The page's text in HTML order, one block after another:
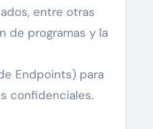
entre otras
de programas y la
Endpoints) para
confidenciales.